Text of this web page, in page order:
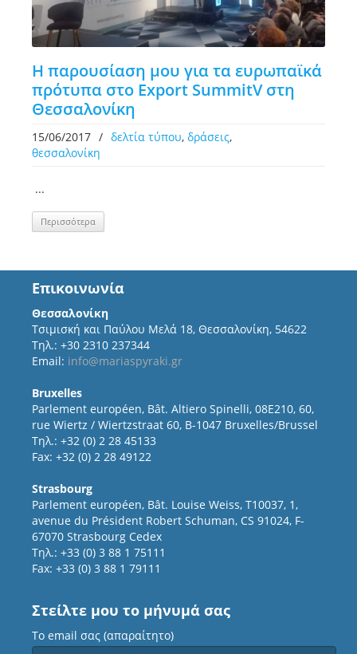
Η παρουσίαση μου για τα ευρωπαϊκά
πρότυπα στο Export SummitV στη
Θεσσαλονίκη
15/06/2017 / δελτία τύπου, δράσεις,
θεσσαλονίκη
...
Περισσότερα
Επικοινωνία
Θεσσαλονίκη
Τσιμισκή και Παύλου Μελά 18, Θεσσαλονίκη, 54622
Τηλ.: +30 2310 237344
Email: info@mariaspyraki.gr
Bruxelles
Parlement européen, Bât. Altiero Spinelli, 08E210, 60,
rue Wiertz / Wiertzstraat 60, B-1047 Bruxelles/Brussel
Τηλ.: +32 (0) 2 28 45133
Fax: +32 (0) 2 28 49122
Strasbourg
Parlement européen, Bât. Louise Weiss, T10037, 1,
avenue du Président Robert Schuman, CS 91024, F-
67070 Strasbourg Cedex
Τηλ.: +33 (0) 3 88 1 75111
Fax: +33 (0) 3 88 1 79111
Στείλτε μου το μήνυμά σας
Το email σας (απαραίτητο)